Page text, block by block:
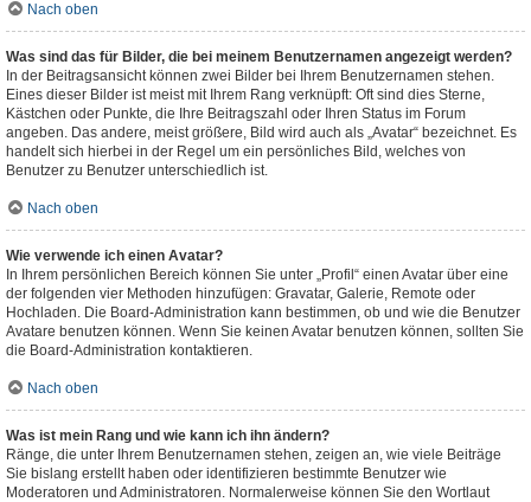
Nach oben
Was sind das für Bilder, die bei meinem Benutzernamen angezeigt werden?
In der Beitragsansicht können zwei Bilder bei Ihrem Benutzernamen stehen.
Eines dieser Bilder ist meist mit Ihrem Rang verknüpft: Oft sind dies Sterne,
Kästchen oder Punkte, die Ihre Beitragszahl oder Ihren Status im Forum
angeben. Das andere, meist größere, Bild wird auch als „Avatar“ bezeichnet. Es
handelt sich hierbei in der Regel um ein persönliches Bild, welches von
Benutzer zu Benutzer unterschiedlich ist.
Nach oben
Wie verwende ich einen Avatar?
In Ihrem persönlichen Bereich können Sie unter „Profil“ einen Avatar über eine
der folgenden vier Methoden hinzufügen: Gravatar, Galerie, Remote oder
Hochladen. Die Board-Administration kann bestimmen, ob und wie die Benutzer
Avatare benutzen können. Wenn Sie keinen Avatar benutzen können, sollten Sie
die Board-Administration kontaktieren.
Nach oben
Was ist mein Rang und wie kann ich ihn ändern?
Ränge, die unter Ihrem Benutzernamen stehen, zeigen an, wie viele Beiträge
Sie bislang erstellt haben oder identifizieren bestimmte Benutzer wie
Moderatoren und Administratoren. Normalerweise können Sie den Wortlaut